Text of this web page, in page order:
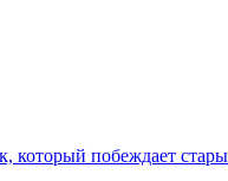
который побеждает